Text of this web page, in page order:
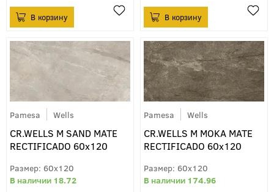
Pamesa Wells
CR.WELLS M SAND MATE
RECTIFICADO 60x120
60x120
18.72
Pamesa Wells
CR.WELLS M MOKA MATE
RECTIFICADO 60x120
60x120
174.96